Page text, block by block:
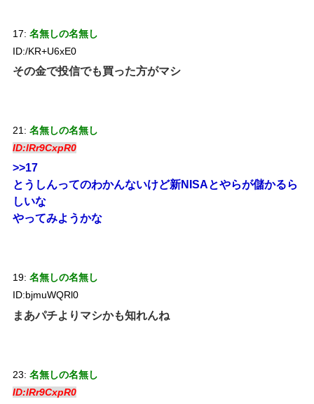
17: 名無しの名無し
ID:/KR+U6xE0
その金で投信でも買った方がマシ
21: 名無しの名無し
ID:lRr9CxpR0
>>17
とうしんってのわかんないけど新NISAとやらが儲かるら
しいな
やってみようかな
19: 名無しの名無し
ID:bjmuWQRl0
まあパチよりマシかも知れんね
23: 名無しの名無し
ID:lRr9CxpR0